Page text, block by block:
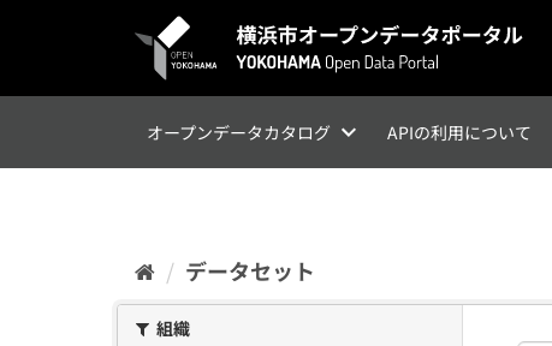
オープンデータカタログ APIの利用について
データセット
組織